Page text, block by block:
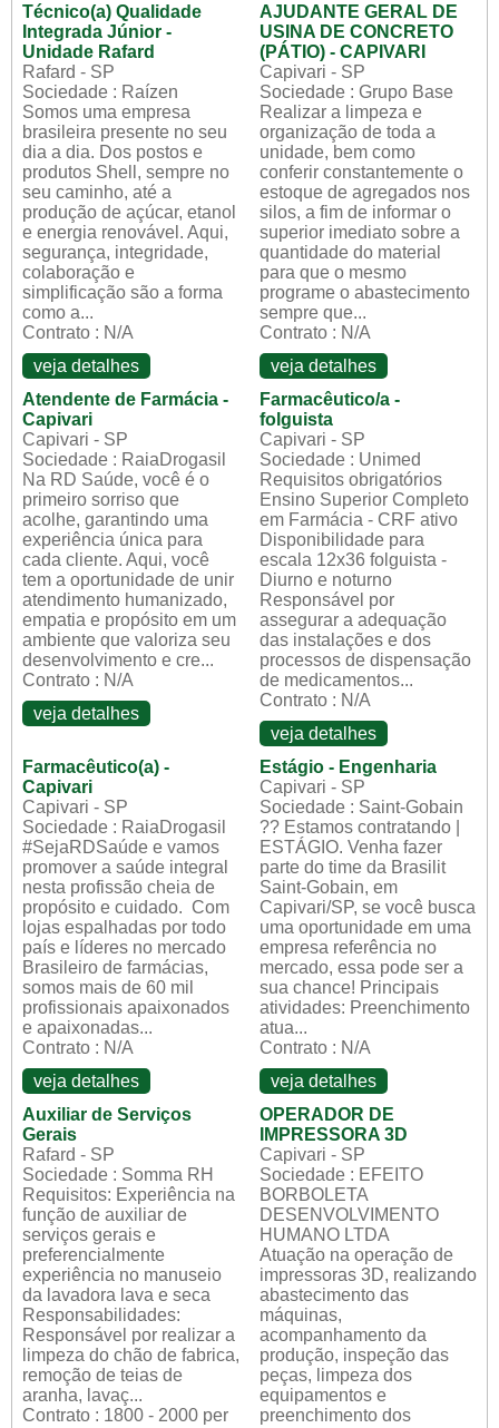
Técnico(a) Qualidade
Integrada Júnior -
Unidade Rafard
Rafard - SP
Sociedade : Raízen
Somos uma empresa
brasileira presente no seu
dia a dia. Dos postos e
produtos Shell, sempre no
seu caminho, até a
produção de açúcar, etanol
e energia renovável. Aqui,
segurança, integridade,
colaboração e
simplificação são a forma
como a...
Contrato : N/A
veja detalhes
AJUDANTE GERAL DE
USINA DE CONCRETO
(PÁTIO) - CAPIVARI
Capivari - SP
Sociedade : Grupo Base
Realizar a limpeza e
organização de toda a
unidade, bem como
conferir constantemente o
estoque de agregados nos
silos, a fim de informar o
superior imediato sobre a
quantidade do material
para que o mesmo
programe o abastecimento
sempre que...
Contrato : N/A
veja detalhes
Atendente de Farmácia -
Capivari
Capivari - SP
Sociedade : RaiaDrogasil
Na RD Saúde, você é o
primeiro sorriso que
acolhe, garantindo uma
experiência única para
cada cliente. Aqui, você
tem a oportunidade de unir
atendimento humanizado,
empatia e propósito em um
ambiente que valoriza seu
desenvolvimento e cre...
Contrato : N/A
veja detalhes
Farmacêutico/a -
folguista
Capivari - SP
Sociedade : Unimed
Requisitos obrigatórios
Ensino Superior Completo
em Farmácia - CRF ativo
Disponibilidade para
escala 12x36 folguista -
Diurno e noturno
Responsável por
assegurar a adequação
das instalações e dos
processos de dispensação
de medicamentos...
Contrato : N/A
veja detalhes
Farmacêutico(a) -
Capivari
Capivari - SP
Sociedade : RaiaDrogasil
#SejaRDSaúde e vamos
promover a saúde integral
nesta profissão cheia de
propósito e cuidado. Com
lojas espalhadas por todo
país e líderes no mercado
Brasileiro de farmácias,
somos mais de 60 mil
profissionais apaixonados
e apaixonadas...
Contrato : N/A
veja detalhes
Estágio - Engenharia
Capivari - SP
Sociedade : Saint-Gobain
?? Estamos contratando |
ESTÁGIO. Venha fazer
parte do time da Brasilit
Saint-Gobain, em
Capivari/SP, se você busca
uma oportunidade em uma
empresa referência no
mercado, essa pode ser a
sua chance! Principais
atividades: Preenchimento
atua...
Contrato : N/A
veja detalhes
Auxiliar de Serviços
Gerais
Rafard - SP
Sociedade : Somma RH
Requisitos: Experiência na
função de auxiliar de
serviços gerais e
preferencialmente
experiência no manuseio
da lavadora lava e seca
Responsabilidades:
Responsável por realizar a
limpeza do chão de fabrica,
remoção de teias de
aranha, lavaç...
Contrato : 1800 - 2000 per
OPERADOR DE
IMPRESSORA 3D
Capivari - SP
Sociedade : EFEITO
BORBOLETA
DESENVOLVIMENTO
HUMANO LTDA
Atuação na operação de
impressoras 3D, realizando
abastecimento das
máquinas,
acompanhamento da
produção, inspeção das
peças, limpeza dos
equipamentos e
preenchimento dos